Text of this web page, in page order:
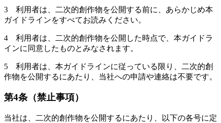
3 利用者は、二次的創作物を公開する前に、あらかじめ本
ガイドラインをすべてお読みください。
4 利用者は、二次的創作物を公開した時点で、本ガイドラ
インに同意したものとみなされます。
5 利用者は、本ガイドラインに従っている限り、二次的創
作物を公開するにあたり、当社への申請や連絡は不要です。
第4条（禁止事項）
当社は、二次的創作物を公開するにあたり、以下の各号に定